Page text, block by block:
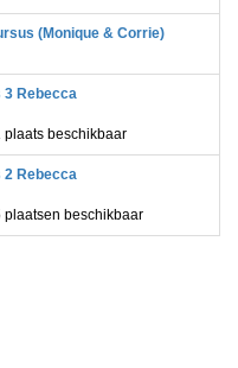
(Monique & Corrie)
3 Rebecca
plaats beschikbaar
2 Rebecca
plaatsen beschikbaar